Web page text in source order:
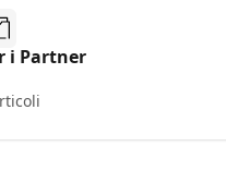
i Partner